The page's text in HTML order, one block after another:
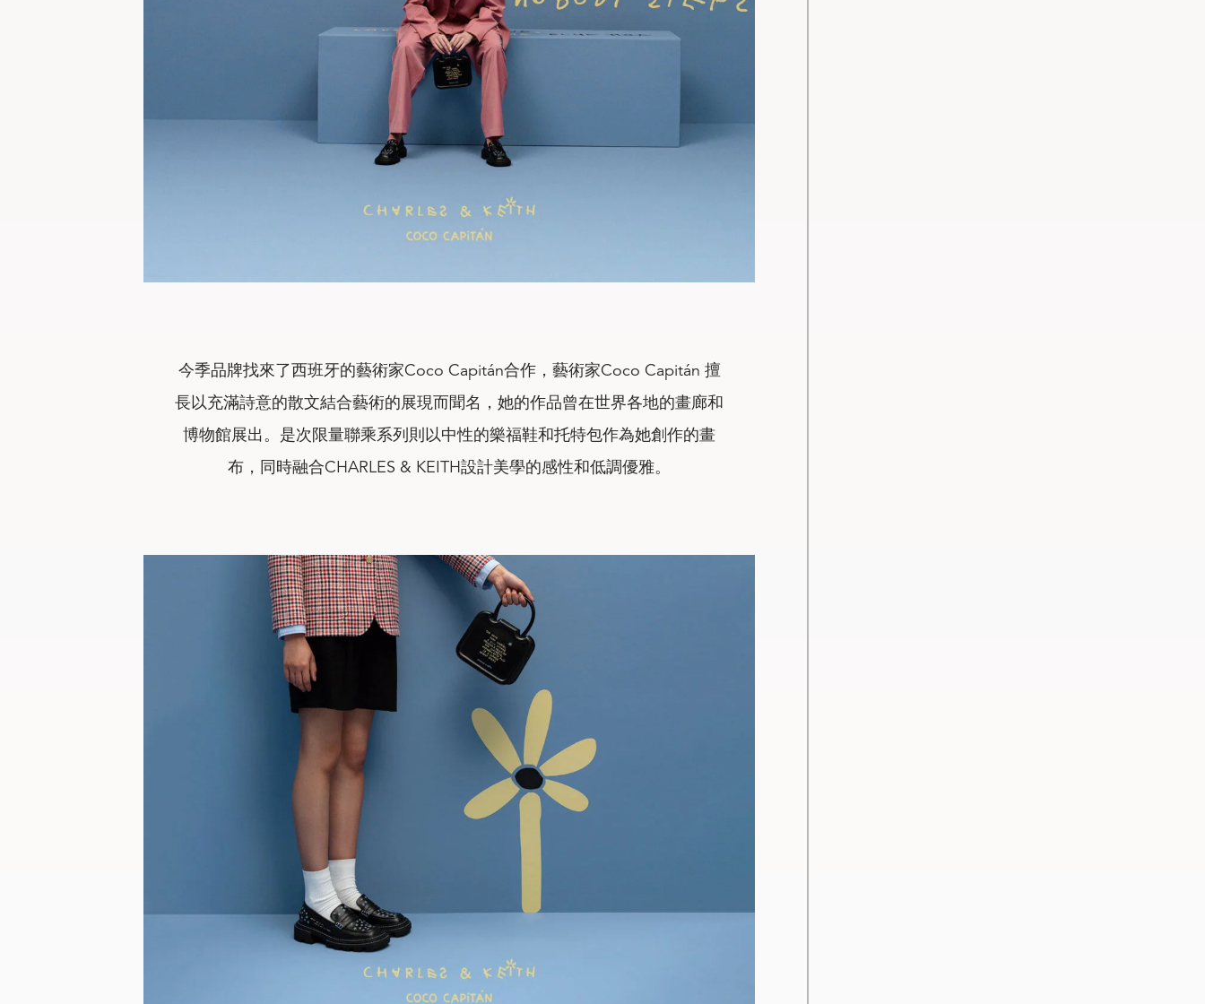
今季品牌找來了西班牙的藝術家Coco Capitán合作，藝術家Coco Capitán 擅
長以充滿詩意的散文結合藝術的展現而聞名，她的作品曾在世界各地的畫廊和
博物館展出。是次限量聯乘系列則以中性的樂福鞋和托特包作為她創作的畫
布，同時融合CHARLES & KEITH設計美學的感性和低調優雅。